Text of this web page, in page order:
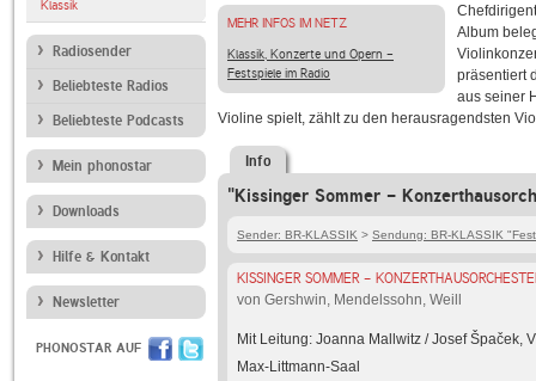
Klassik
Radiosender
Beliebteste Radios
Beliebteste Podcasts
Mein phonostar
Downloads
Hilfe & Kontakt
Newsletter
PHONOSTAR AUF
MEHR INFOS IM NETZ
Klassik, Konzerte und Opern -
Festspiele im Radio
Album
präsentiert
aus seiner
Violine spielt, zählt zu den herausragendsten
Info
"Kissinger Sommer -
Sender: BR-KLASSIK > Sendung: BR-KLASSIK
KISSINGER SOMMER -
von Gershwin, Mendelssohn, Weill
Mit Leitung: Joanna Mallwitz / Josef Špaček,
Max-Littmann-Saal